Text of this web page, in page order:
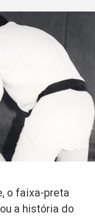
o faixa-preta
a história do